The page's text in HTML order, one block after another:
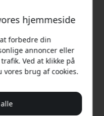
afsendelse
i Danmark
11-13 august
sporbar levering
hjemmeside
forbedre din
annoncer eller
Ved at klikke på
vores brug af cookies.